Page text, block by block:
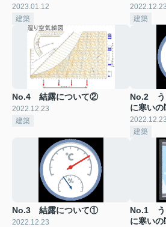
2023.01.12
建築
2022.12.23
建築
No.4 結露について②
2022.12.23
建築
No.2 う
に寒い
2022.12.23
建築
No.3 結露について①
2022.12.23
No.1 う
に寒い